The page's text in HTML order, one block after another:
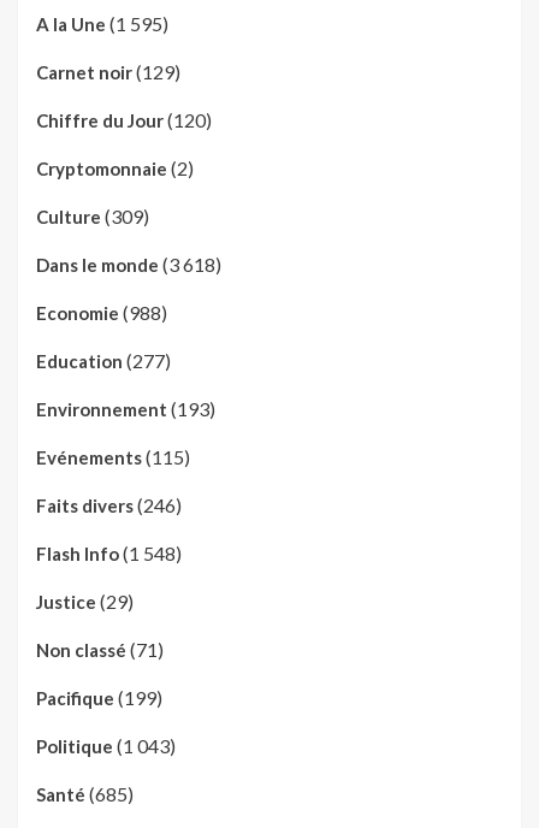
A la Une (1 595)
Carnet noir(129)
Chiffre du Jour(120)
Cryptomonnaie (2)
Culture (309)
Dans le monde (3 618)
Economie (988)
Education (277)
Environnement (193)
Evénements(115)
Faits divers(246)
Flash Info(1 548)
Justice (29)
Non classé (71)
Pacifique (199)
Politique (1 043)
Santé (685)